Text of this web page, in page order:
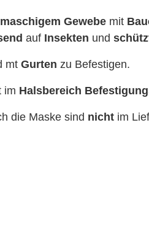
Gewebe mit
auf Insekten und
mt Gurten zu Befestigen.
im Halsbereich
die Maske sind nicht im